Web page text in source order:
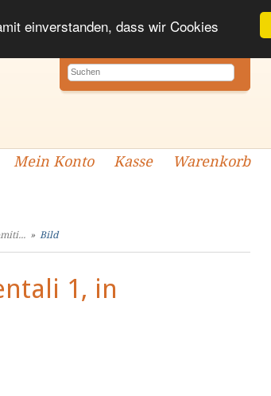
einverstanden, dass wir Cookies
Mein Konto Kasse Warenkorb
» Bild
1, in